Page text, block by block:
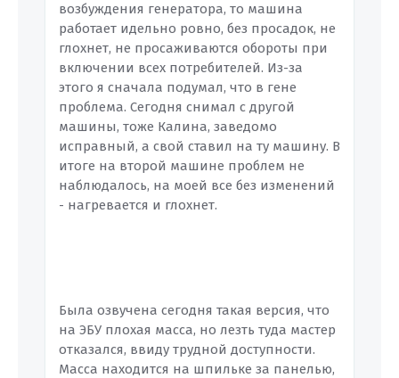
возбуждения генератора, то машина
работает идельно ровно, без просадок, не
глохнет, не просаживаются обороты при
включении всех потребителей. Из-за
этого я сначала подумал, что в гене
проблема. Сегодня снимал с другой
машины, тоже Калина, заведомо
исправный, а свой ставил на ту машину. В
итоге на второй машине проблем не
наблюдалось, на моей все без изменений
- нагревается и глохнет.
Была озвучена сегодня такая версия, что
на ЭБУ плохая масса, но лезть туда мастер
отказался, ввиду трудной доступности.
Масса находится на шпильке за панелью,